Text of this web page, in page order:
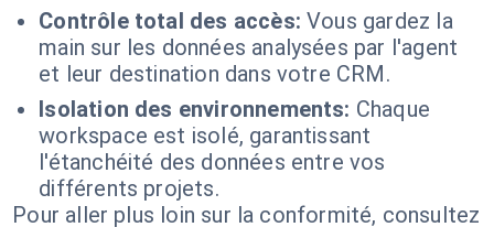
Contrôle total des accès: Vous gardez la
main sur les données analysées par l'agent
et leur destination dans votre CRM.
Isolation des environnements: Chaque
workspace est isolé, garantissant
l'étanchéité des données entre vos
différents projets.
Pour aller plus loin sur la conformité, consultez